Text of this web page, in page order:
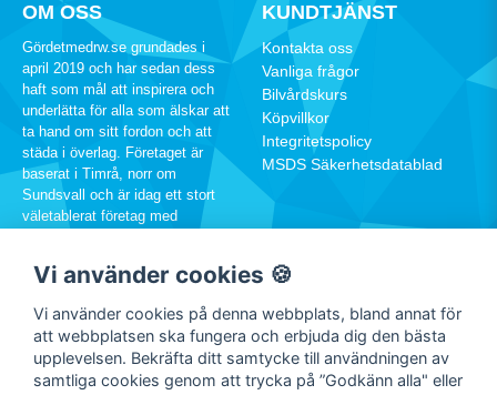
OM OSS
Gördetmedrw.se grundades i
april 2019 och har sedan dess
haft som mål att inspirera och
underlätta för alla som älskar att
ta hand om sitt fordon och att
städa i överlag. Företaget är
baserat i Timrå, norr om
Sundsvall och är idag ett stort
väletablerat företag med
info@rw.se
KUNDTJÄNST
Kontakta oss
Vanliga frågor
Bilvårdskurs
Köpvillkor
Integritetspolicy
MSDS Säkerhetsdatablad
SOCIALA MEDIER
Vi använder cookies 🍪
Vi använder cookies på denna webbplats, bland annat för
att webbplatsen ska fungera och erbjuda dig den bästa
upplevelsen. Bekräfta ditt samtycke till användningen av
samtliga cookies genom att trycka på ”Godkänn alla" eller